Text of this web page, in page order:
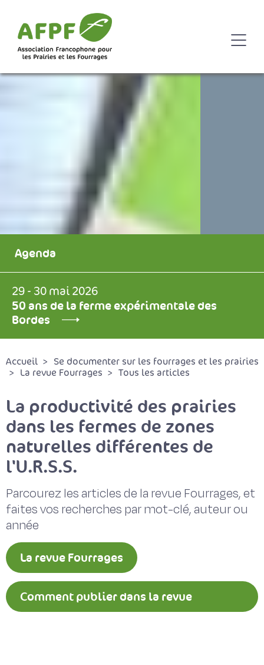
Agenda
29 - 30 mai 2026
50 ans de la ferme expérimentale des
Bordes
Accueil
Se documenter sur les fourrages et les prairies
La revue Fourrages
Tous les articles
La productivité des prairies
dans les fermes de zones
naturelles différentes de
l'U.R.S.S.
Parcourez les articles de la revue Fourrages, et
faites vos recherches par mot-clé, auteur ou
année
La revue Fourrages
Comment publier dans la revue